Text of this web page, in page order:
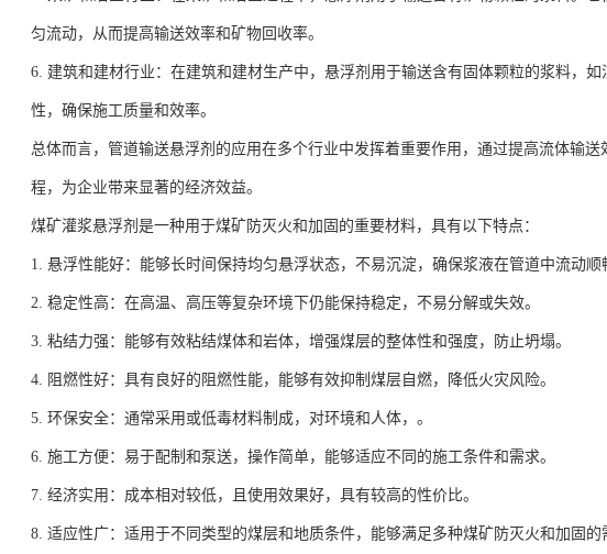
匀流动，从而提高输送效率和矿物回收率。
6. 建筑和建材行业：在建筑和建材生产中，悬浮剂用于输送含有固体颗粒的浆料，
性，确保施工质量和效率。
总体而言，管道输送悬浮剂的应用在多个行业中发挥着重要作用，通过提高流体输
程，为企业带来显著的经济效益。
煤矿灌浆悬浮剂是一种用于煤矿防灭火和加固的重要材料，具有以下特点：
1. 悬浮性能好：能够长时间保持均匀悬浮状态，不易沉淀，确保浆液在管道中流动顺
2. 稳定性高：在高温、高压等复杂环境下仍能保持稳定，不易分解或失效。
3. 粘结力强：能够有效粘结煤体和岩体，增强煤层的整体性和强度，防止坍塌。
4. 阻燃性好：具有良好的阻燃性能，能够有效抑制煤层自燃，降低火灾风险。
5. 环保安全：通常采用或低毒材料制成，对环境和人体，。
6. 施工方便：易于配制和泵送，操作简单，能够适应不同的施工条件和需求。
7. 经济实用：成本相对较低，且使用效果好，具有较高的性价比。
8. 适应性广：适用于不同类型的煤层和地质条件，能够满足多种煤矿防灭火和加固的